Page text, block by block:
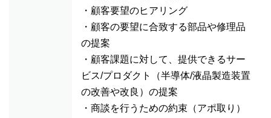
・顧客要望のヒアリング
・顧客の要望に合致する部品や修理品
の提案
・顧客課題に対して、提供できるサー
ビス/プロダクト（半導体/液晶製造装置
の改善や改良）の提案
・商談を行うための約束（アポ取り）